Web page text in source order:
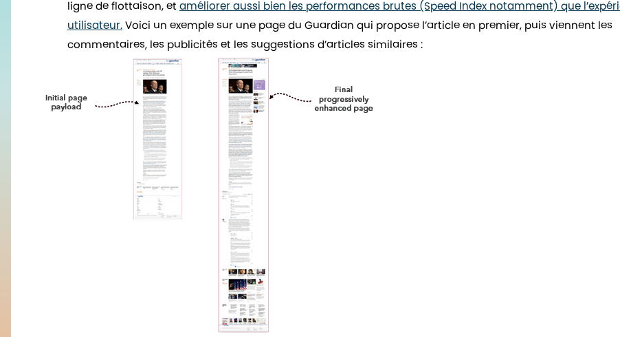
ligne de flottaison, et améliorer aussi bien les performances brutes (Speed Index notamment) que
utilisateur. Voici un exemple sur une page du Guardian qui propose l’article en premier, puis viennent les
commentaires, les publicités et les suggestions d’articles similaires :